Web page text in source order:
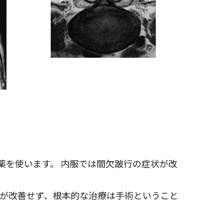
使います。 内服では間欠跛行の症状が改
改善せず、根本的な治療は手術ということ